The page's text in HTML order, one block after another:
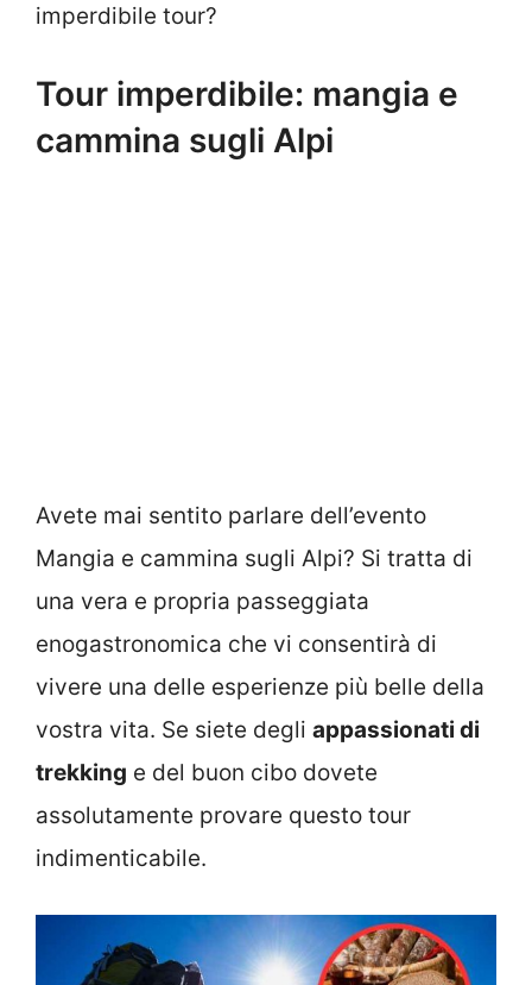
imperdibile tour?
Tour imperdibile: mangia e
cammina sugli Alpi
Avete mai sentito parlare dell’evento
Mangia e cammina sugli Alpi? Si tratta di
una vera e propria passeggiata
enogastronomica che vi consentirà di
vivere una delle esperienze più belle della
vostra vita. Se siete degli appassionati di
trekking e del buon cibo dovete
assolutamente provare questo tour
indimenticabile.